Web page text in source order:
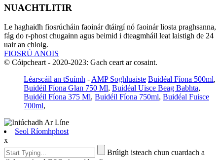
NUACHTLITIR
Le haghaidh fiosrúcháin faoinár dtáirgí nó faoinár liosta praghsanna,
fág do r-phost chugainn agus beimid i dteagmháil leat laistigh de 24
uair an chloig.
FIOSRÚ ANOIS
© Cóipcheart - 2020-2023: Gach ceart ar cosaint.
Léarscáil an tSuímh - AMP Soghluaiste Buidéal Fíona 500ml,
Buidéil Fíona Glan 750 Ml, Buidéal Uisce Beag Babhta,
Buidéil Fíona 375 Ml, Buidéil Fíona 750ml, Buidéal Fuisce
700ml,
Seol Ríomhphost
x
Brúigh isteach chun cuardach a